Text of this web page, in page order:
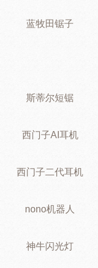
蓝牧田锯子
斯蒂尔短锯
西门子AI耳机
西门子二代耳机
nono机器人
神牛闪光灯